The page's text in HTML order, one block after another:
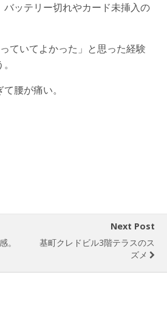
ッテリー切れやカード未挿入の
ていてよかった」と思った経験
腰が痛い。
。
Next Post
基町クレドビル3階テラスのス
ズメ